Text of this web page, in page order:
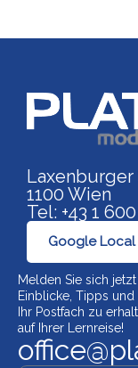
Laxenburger
1100 Wien
Tel: +43 1
Google Local
Melden Sie sich
Einblicke, Tipps
Ihr Postfach zu
auf Ihrer Lernreise!